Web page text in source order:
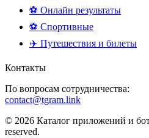
⚽ Онлайн результаты
⚽ Спортивные
✈️ Путешествия и билеты
Контакты
По вопросам сотрудничества:
contact@tgram.link
© 2026 Каталог приложений и
reserved.